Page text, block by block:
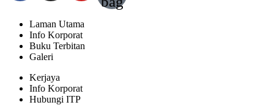
Laman Utama
Info Korporat
Buku Terbitan
Galeri
Kerjaya
Info Korporat
Hubungi ITP